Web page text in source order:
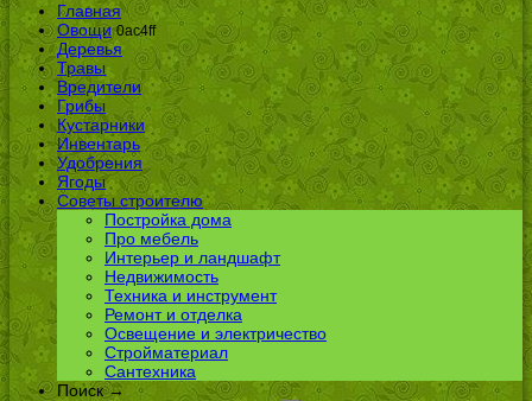
Главная
Овощи 0ac4ff
Деревья
Травы
Вредители
Грибы
Кустарники
Инвентарь
Удобрения
Ягоды
Советы строителю
Постройка дома
Про мебель
Интерьер и ландшафт
Недвижимость
Техника и инструмент
Ремонт и отделка
Освещение и электричество
Стройматериал
Сантехника
Поиск →